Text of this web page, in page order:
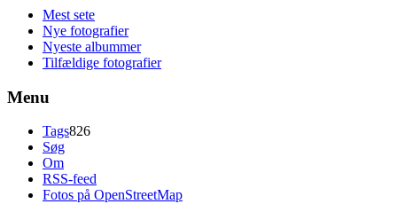
Mest sete
Nye fotografier
Nyeste albummer
Tilfældige fotografier
Menu
Tags826
Søg
Om
RSS-feed
Fotos på OpenStreetMap